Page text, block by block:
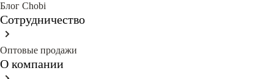
Блог Сhobi
Сотрудничество
Оптовые продажи
О компании